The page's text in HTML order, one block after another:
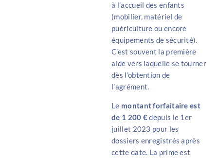
à l’accueil des enfants
(mobilier, matériel de
puériculture ou encore
équipements de sécurité).
C’est souvent la première
aide vers laquelle se tourner
dès l’obtention de
l’agrément.
Le montant forfaitaire est
de 1 200 €depuis le 1er
juillet 2023 pour les
dossiers enregistrés après
cette date. La prime est